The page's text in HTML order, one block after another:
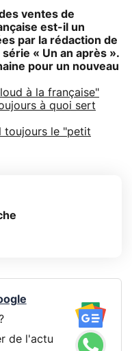
ventes de
est-il un
par la rédaction de
« Un an après ».
pour un nouveau
à la française"
à quoi sert
toujours le "petit
de l'actu